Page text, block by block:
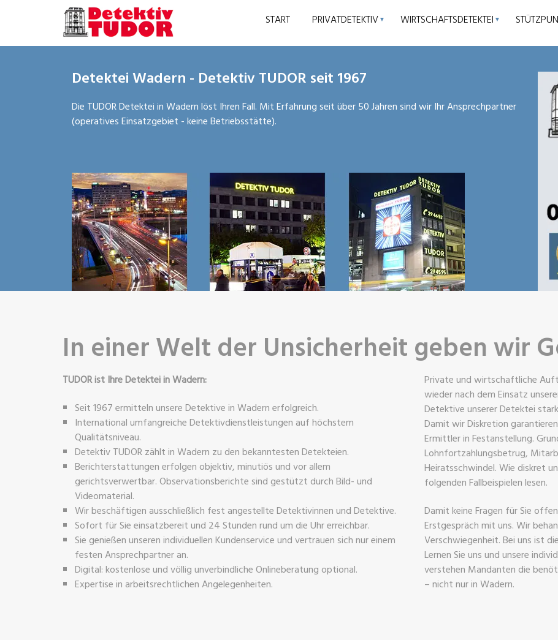
START PRIVATDETEKTIV ▼ WIRTSCHAFTSDETEKTEI ▼
Detektei Wadern - Detektiv TUDOR seit 1967
Die TUDOR Detektei in Wadern löst Ihren Fall. Mit Erfahrung seit über 50 Jahren sind wir Ihr Ansprechpartner
(operatives Einsatzgebiet - keine Betriebsstätte).
In einer Welt der Unsicherheit geben wir
TUDOR ist Ihre Detektei in Wadern:
Seit 1967 ermitteln unsere Detektive in Wadern erfolgreich.
International umfangreiche Detektivdienstleistungen auf höchstem
Qualitätsniveau.
Detektiv TUDOR zählt in Wadern zu den bekanntesten Detekteien.
Berichterstattungen erfolgen objektiv, minutiös und vor allem
gerichtsverwertbar. Observationsberichte sind gestützt durch Bild- und
Videomaterial.
Wir beschäftigen ausschließlich fest angestellte Detektivinnen und Detektive.
Sofort für Sie einsatzbereit und 24 Stunden rund um die Uhr erreichbar.
Sie genießen unseren individuellen Kundenservice und vertrauen sich nur einem
festen Ansprechpartner an.
Digital: kostenlose und völlig unverbindliche Onlineberatung optional.
Expertise in arbeitsrechtlichen Angelegenheiten.
Private und wirtschaftliche
wieder nach dem Einsatz
Detektive unserer Detektei
Damit wir Diskretion
Ermittler in Festanstellung.
Lohnfortzahlungsbetrug,
Heiratsschwindel. Wie diskret
folgenden Fallbeispielen lesen.
Damit keine Fragen für Sie
Erstgespräch mit uns. Wir
Verschwiegenheit. Bei uns ist
Lernen Sie uns und unsere
verstehen Mandanten die
– nicht nur in Wadern.